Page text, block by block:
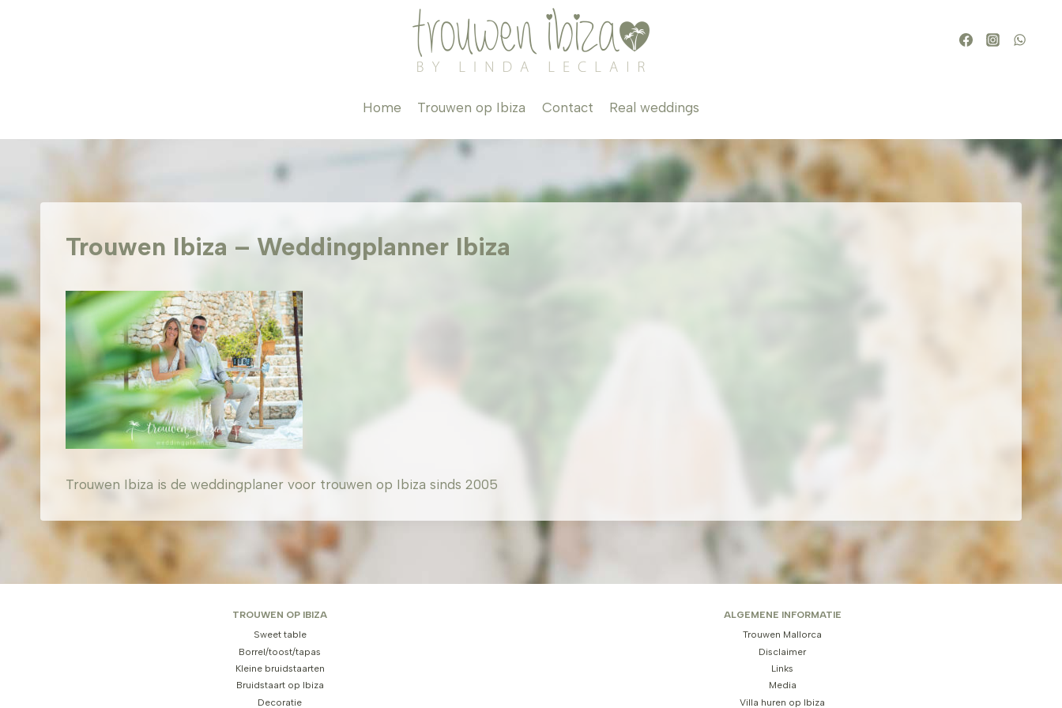
Home Trouwen op Ibiza Contact Real weddings
Trouwen Ibiza – Weddingplanner Ibiza
Trouwen Ibiza is de weddingplaner voor trouwen op Ibiza sinds 2005
TROUWEN OP IBIZA
Sweet table
Borrel/toost/tapas
Kleine bruidstaarten
Bruidstaart op Ibiza
Decoratie
ALGEMENE INFORMATIE
Trouwen Mallorca
Disclaimer
Links
Media
Villa huren op Ibiza